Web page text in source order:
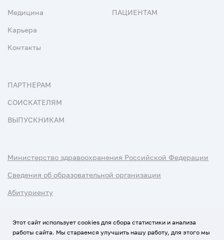
Медицина
Карьера
Контакты
ПАЦИЕНТАМ
ПАРТНЕРАМ
СОИСКАТЕЛЯМ
ВЫПУСКНИКАМ
Министерство здравоохранения Российской Федерации
Сведения об образовательной организации
Абитуриенту
Этот сайт использует cookies для сбора статистики и анализа
работы сайта. Мы стараемся улучшить нашу работу, для этого мы